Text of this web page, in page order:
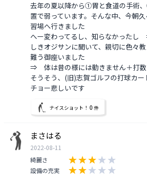
去年の夏以降から①胃と食道の手術
置で弱っています。そんな中、今朝
習場へ行きました
へー変わってるし、知らなかったし
しきオジサンに聞いて、親切に色々
難う御座いました
⇒　体は昔の様には動きません＋打
そうそう、(旧)志賀ゴルフの打球カ
チョー悲しいです
ナイスショット！ 0 件
まさはる
2022-08-11
綺麗さ
設備の充実